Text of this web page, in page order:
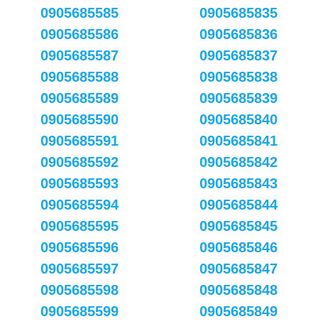
0905685585
0905685586
0905685587
0905685588
0905685589
0905685590
0905685591
0905685592
0905685593
0905685594
0905685595
0905685596
0905685597
0905685598
0905685599
0905685835
0905685836
0905685837
0905685838
0905685839
0905685840
0905685841
0905685842
0905685843
0905685844
0905685845
0905685846
0905685847
0905685848
0905685849